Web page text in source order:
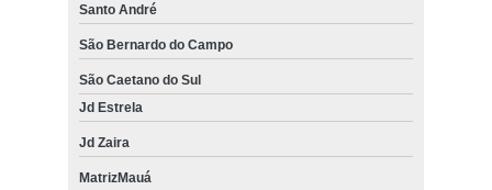
Santo André
São Bernardo do Campo
São Caetano do Sul
Jd Estrela
Jd Zaira
MatrizMauá